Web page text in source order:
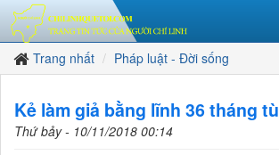
Trang nhất Pháp luật - Đời sống
Kẻ làm giả bằng lĩnh 36 tháng tù
Thứ bảy - 10/11/2018 00:14